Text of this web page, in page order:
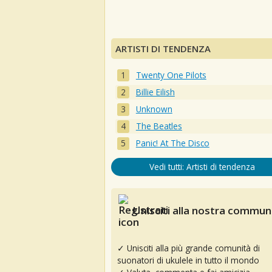
ARTISTI DI TENDENZA
Twenty One Pilots
Billie Eilish
Unknown
The Beatles
Panic! At The Disco
Vedi tutti: Artisti di tendenza
Unisciti alla nostra
✓ Unisciti alla più grande comunità di
suonatori di ukulele in tutto il mondo